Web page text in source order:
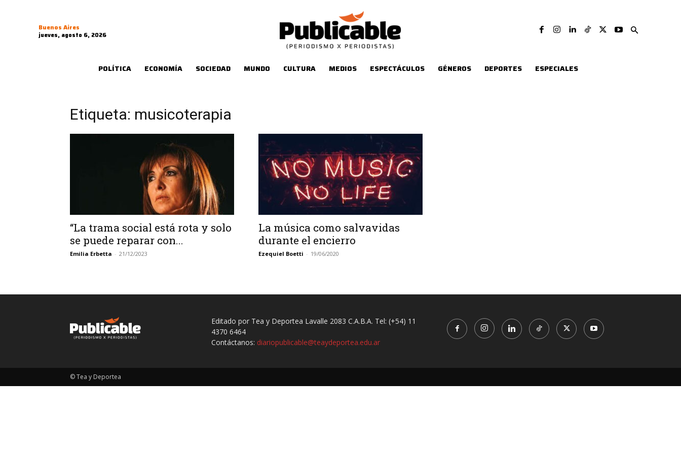
Buenos Aires
jueves, agosto 6, 2026
POLÍTICA ECONOMÍA SOCIEDAD MUNDO CULTURA MEDIOS ESPECTÁCULOS GÉNEROS DEPORTES ESPECIALES
Etiqueta: musicoterapia
“La trama social está rota y solo
se puede reparar con...
Emilia Erbetta - 21/12/2023
La música como salvavidas
durante el encierro
Ezequiel Boetti - 19/06/2020
Editado por Tea y Deportea Lavalle 2083 C.A.B.A. Tel: (+54) 11
4370 6464
Contáctanos: diariopublicable@teaydeportea.edu.ar
© Tea y Deportea